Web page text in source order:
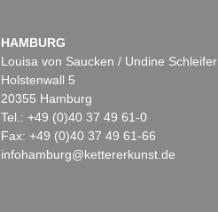
HAMBURG
Louisa von Saucken / Undine Schleifer
Holstenwall 5
20355 Hamburg
Tel.: +49 (0)40 37 49 61-0
Fax: +49 (0)40 37 49 61-66
infohamburg@kettererkunst.de